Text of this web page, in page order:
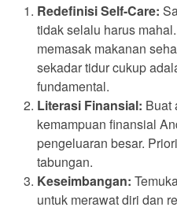
Redefinisi Self-Care:
tidak selalu harus
memasak makanan
sekadar tidur cukup
fundamental.
Literasi Finansial: Buat
kemampuan finansial
pengeluaran besar.
tabungan.
Keseimbangan:
untuk merawat diri dan